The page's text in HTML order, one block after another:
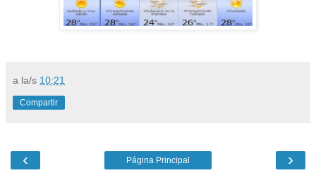
a la/s 10:21
Compartir
‹ ›
Página Principal